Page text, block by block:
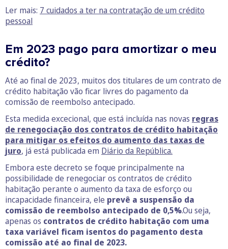
Ler mais: 7 cuidados a ter na contratação de um crédito
pessoal
Em 2023 pago para amortizar o meu
crédito?
Até ao final de 2023, muitos dos titulares de um contrato de
crédito habitação vão ficar livres do pagamento da
comissão de reembolso antecipado.
Esta medida excecional, que está incluída nas novas regras
de renegociação dos contratos de crédito habitação
para mitigar os efeitos do aumento das taxas de
juro, já está publicada em Diário da República.
Embora este decreto se foque principalmente na
possibilidade de renegociar os contratos de crédito
habitação perante o aumento da taxa de esforço ou
incapacidade financeira, ele prevê a suspensão da
comissão de reembolso antecipado de 0,5%.Ou seja,
apenas os contratos de crédito habitação com uma
taxa variável ficam isentos do pagamento desta
comissão até ao final de 2023.